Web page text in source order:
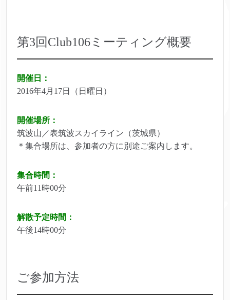
第3回Club106ミーティング概要
開催日：
2016年4月17日（日曜日）
開催場所：
筑波山／表筑波スカイライン（茨城県）
＊集合場所は、参加者の方に別途ご案内します。
集合時間：
午前11時00分
解散予定時間：
午後14時00分
ご参加方法